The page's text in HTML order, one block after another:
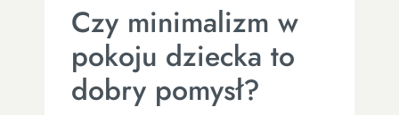
Czy minimalizm w
pokoju dziecka to
dobry pomysł?